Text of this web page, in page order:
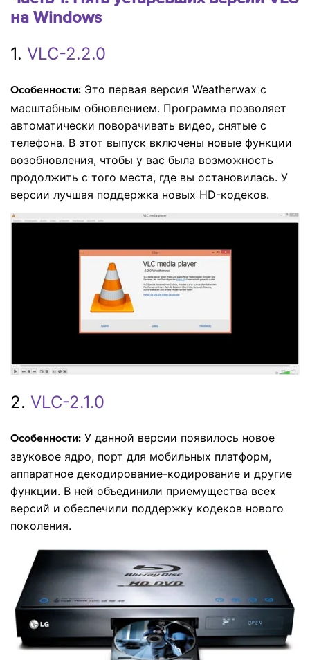
на Windows
1. VLC-2.2.0
Особенности: Это первая версия Weatherwax с
масштабным обновлением. Программа позволяет
автоматически поворачивать видео, снятые с
телефона. В этот выпуск включены новые функции
возобновления, чтобы у вас была возможность
продолжить с того места, где вы остановилась. У
версии лучшая поддержка новых HD-кодеков.
2. VLC-2.1.0
Особенности: У данной версии появилось новое
звуковое ядро, порт для мобильных платформ,
аппаратное декодирование-кодирование и другие
функции. В ней объединили приемущества всех
версий и обеспечили поддержку кодеков нового
поколения.